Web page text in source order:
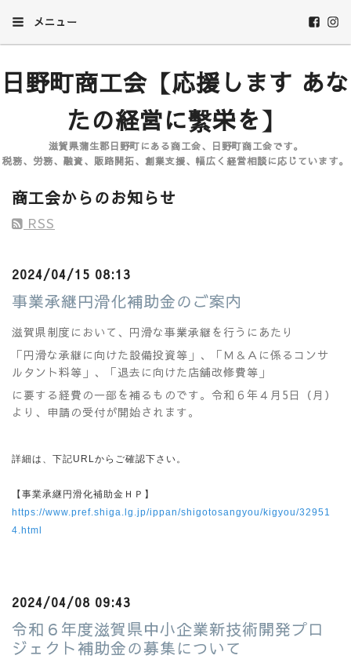
メニュー
日野町商工会【応援します あな
たの経営に繫栄を】
滋賀県蒲生郡日野町にある商工会、日野町商工会です。
税務、労務、融資、販路開拓、創業支援、幅広く経営相談に応じています。
商工会からのお知らせ
RSS
2024/04/15 08:13
事業承継円滑化補助金のご案内
滋賀県制度において、円滑な事業承継を行うにあたり
「円滑な承継に向けた設備投資等」、「Ｍ＆Ａに係るコンサ
ルタント料等」、「退去に向けた店舗改修費等」
に要する経費の一部を補るものです。令和６年４月5日（月）
より、申請の受付が開始されます。
詳細は、下記URLからご確認下さい。
【事業承継円滑化補助金ＨＰ】
https://www.pref.shiga.lg.jp/ippan/shigotosangyou/kigyou/32951
4.html
2024/04/08 09:43
令和６年度滋賀県中小企業新技術開発プロ
ジェクト補助金の募集について